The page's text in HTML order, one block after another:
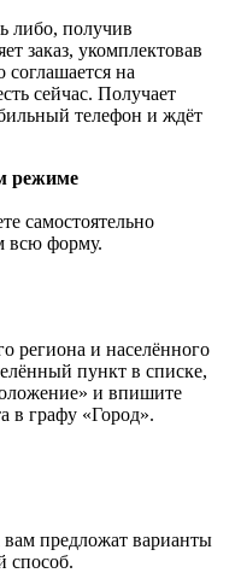
либо, получив
заказ, укомплектовав
на
сейчас. Получает
телефон и ждёт
режиме
самостоятельно
всю форму.
региона и населённого
пункт в списке,
и впишите
в графу «Город».
вам предложат варианты
способ.